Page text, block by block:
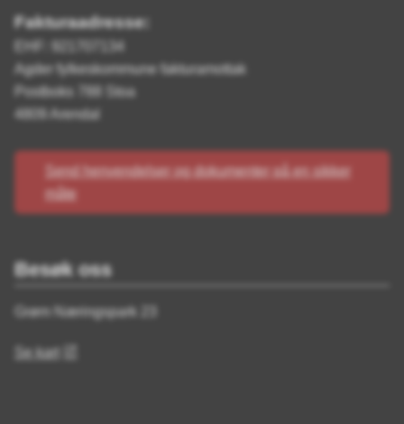
Fakturaadresse:
EHF: 921707134
Agder fylkeskommune fakturamottak
Postboks 788 Stoa
4809 Arendal
Send henvendelser og dokumenter på en sikker
måte
Besøk oss
Grøm Næringspark 23
Se kart